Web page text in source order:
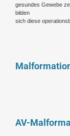
gesundes Gewebe
bilden
sich diese
AV-